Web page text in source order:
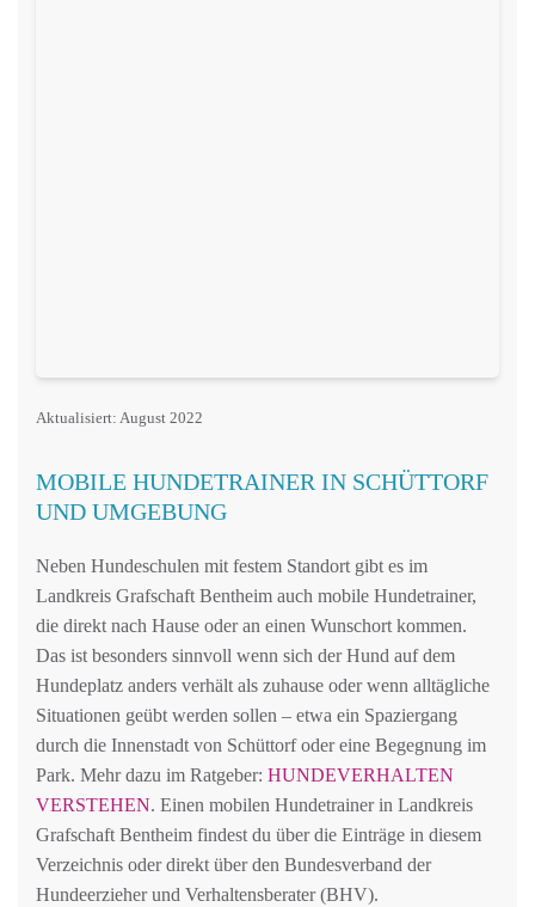
Aktualisiert: August 2022
MOBILE HUNDETRAINER IN SCHÜTTORF
UND UMGEBUNG
Neben Hundeschulen mit festem Standort gibt es im
Landkreis Grafschaft Bentheim auch mobile Hundetrainer,
die direkt nach Hause oder an einen Wunschort kommen.
Das ist besonders sinnvoll wenn sich der Hund auf dem
Hundeplatz anders verhält als zuhause oder wenn alltägliche
Situationen geübt werden sollen – etwa ein Spaziergang
durch die Innenstadt von Schüttorf oder eine Begegnung im
Park. Mehr dazu im Ratgeber: HUNDEVERHALTEN
VERSTEHEN. Einen mobilen Hundetrainer in Landkreis
Grafschaft Bentheim findest du über die Einträge in diesem
Verzeichnis oder direkt über den Bundesverband der
Hundeerzieher und Verhaltensberater (BHV).